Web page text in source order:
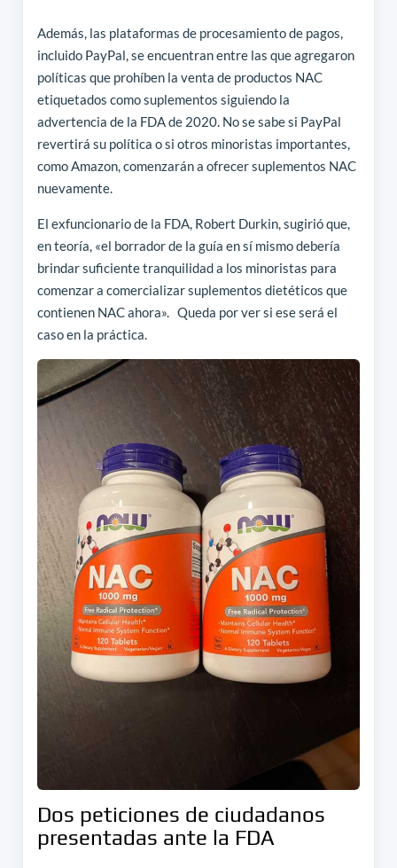
Además, las plataformas de procesamiento de pagos,
incluido PayPal, se encuentran entre las que agregaron
políticas que prohíben la venta de productos NAC
etiquetados como suplementos siguiendo la
advertencia de la FDA de 2020. No se sabe si PayPal
revertirá su política o si otros minoristas importantes,
como Amazon, comenzarán a ofrecer suplementos NAC
nuevamente.
El exfuncionario de la FDA, Robert Durkin, sugirió que,
en teoría, «el borrador de la guía en sí mismo debería
brindar suficiente tranquilidad a los minoristas para
comenzar a comercializar suplementos dietéticos que
contienen NAC ahora». Queda por ver si ese será el
caso en la práctica.
Dos peticiones de ciudadanos
presentadas ante la FDA